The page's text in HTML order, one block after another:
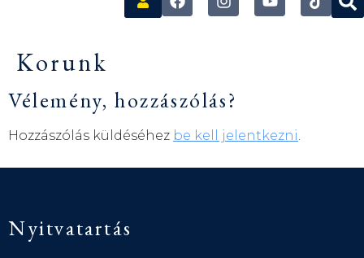
Korunk
Vélemény, hozzászólás?
Hozzászólás küldéséhez be kell jelentkezni.
Nyitvatartás